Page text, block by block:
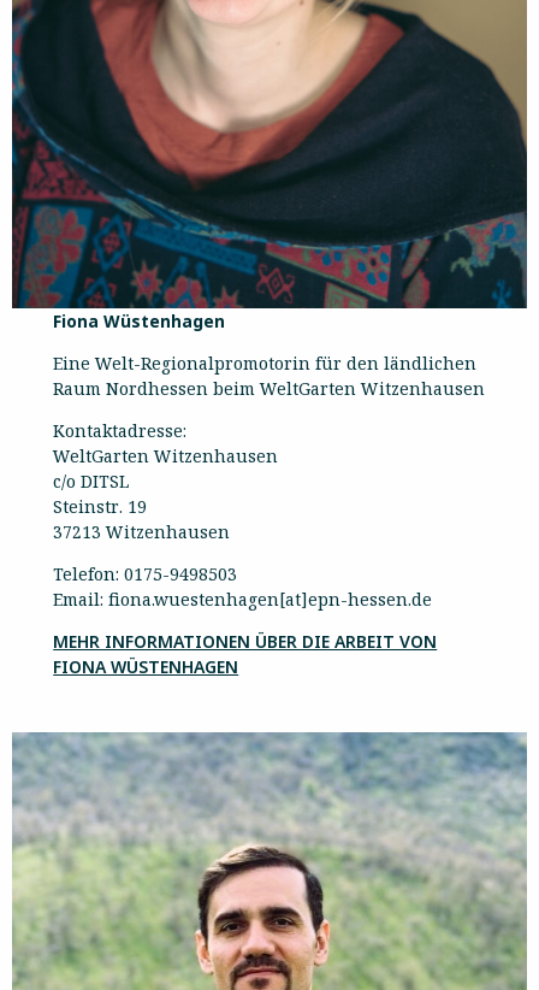
Fiona Wüstenhagen
Eine Welt-Regionalpromotorin für den ländlichen
Raum Nordhessen beim WeltGarten Witzenhausen
Kontaktadresse:
WeltGarten Witzenhausen
c/o DITSL
Steinstr. 19
37213 Witzenhausen
Telefon: 0175-9498503
Email: fiona.wuestenhagen[at]epn-hessen.de
MEHR INFORMATIONEN ÜBER DIE ARBEIT VON
FIONA WÜSTENHAGEN